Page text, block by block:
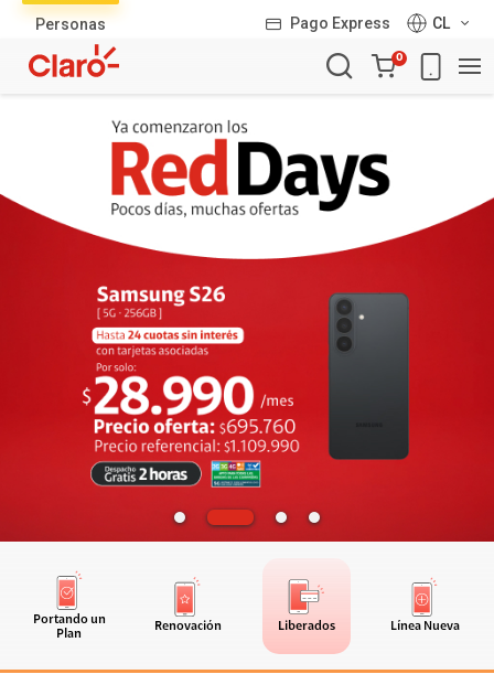
Personas Pago Express
CL
Carro
de
0
Portando un
Plan
Renovación Liberados Línea Nueva
productos